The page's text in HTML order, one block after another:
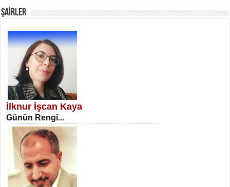
SATILMIŞ ÜMİT ÇETİNKAYA
Erkenlik...
NECLA DİLEK ARSLAN
ŞAİRLER
İlknur İşcan Kaya
Günün Rengi...